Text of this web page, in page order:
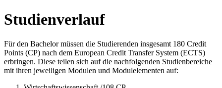
Studienverlauf
Für den Bachelor müssen die Studierenden insgesamt 180 Credit
Points (CP) nach dem European Credit Transfer System (ECTS)
erbringen. Diese teilen sich auf die nachfolgenden Studienbereiche
mit ihren jeweiligen Modulen und Modulelementen auf: